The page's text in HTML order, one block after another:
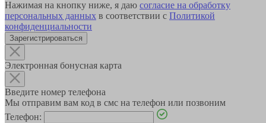
Нажимая на кнопку ниже, я даю согласие на обработку
персональных данных в соответствии с Политикой
конфиденциальности
Зарегистрироваться
Электронная бонусная карта
Введите номер телефона
Мы отправим вам код в смс на телефон или позвоним
Телефон: